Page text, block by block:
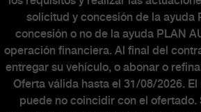
solicitud y concesión de la ayuda
concesión o no de la ayuda PLAN
operación financiera. Al final del
entregar su vehículo, o abonar o
Oferta válida hasta el 31/08/2026.
puede no coincidir con el ofertado.